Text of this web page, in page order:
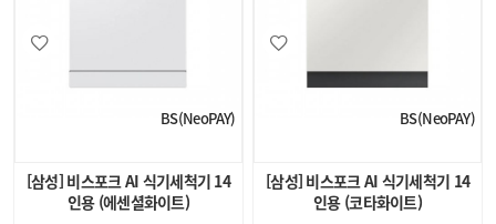
BS(NeoPAY)
[삼성] 비스포크 AI 식기세척기 14
인용 (에센셜화이트)
BS(NeoPAY)
[삼성] 비스포크 AI 식기세척기 14
인용 (코타화이트)